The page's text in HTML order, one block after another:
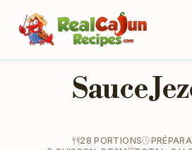
Sauce
28 PORTIONS